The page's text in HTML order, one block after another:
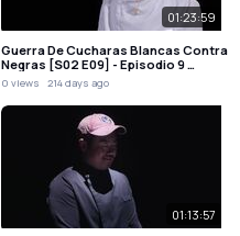
01:23:59
Guerra De Cucharas Blancas Contra
Negras [S02 E09] - Episodio 9 …
0 views 214 days ago
01:13:57